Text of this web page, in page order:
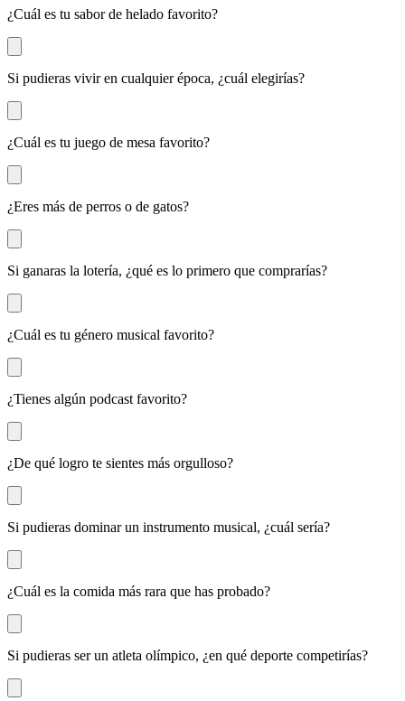
¿Cuál es tu sabor de helado favorito?
Si pudieras vivir en cualquier época, ¿cuál elegirías?
¿Cuál es tu juego de mesa favorito?
¿Eres más de perros o de gatos?
Si ganaras la lotería, ¿qué es lo primero que comprarías?
¿Cuál es tu género musical favorito?
¿Tienes algún podcast favorito?
¿De qué logro te sientes más orgulloso?
Si pudieras dominar un instrumento musical, ¿cuál sería?
¿Cuál es la comida más rara que has probado?
Si pudieras ser un atleta olímpico, ¿en qué deporte competirías?